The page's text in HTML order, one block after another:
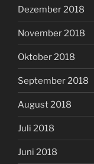
Dezember 2018
November 2018
Oktober 2018
September 2018
August 2018
Juli 2018
Juni 2018